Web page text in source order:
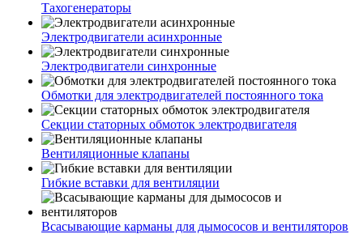
Тахогенераторы
Электродвигатели асинхронные
Электродвигатели синхронные
Обмотки для электродвигателей постоянного тока
Секции статорных обмоток электродвигателя
Вентиляционные клапаны
Гибкие вставки для вентиляции
Всасывающие карманы для дымососов и вентиляторов